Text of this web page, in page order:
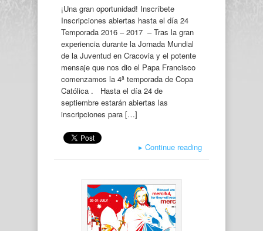
¡Una gran oportunidad! Inscríbete
Inscripciones abiertas hasta el día 24
Temporada 2016 – 2017 – Tras la gran
experiencia durante la Jornada Mundial
de la Juventud en Cracovia y el potente
mensaje que nos dio el Papa Francisco
comenzamos la 4ª temporada de Copa
Católica . Hasta el día 24 de
septiembre estarán abiertas las
inscripciones para […]
▸ Continue reading